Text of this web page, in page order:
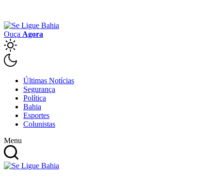
Ouça Agora
Últimas Notícias
Segurança
Política
Bahia
Esportes
Colunistas
Menu